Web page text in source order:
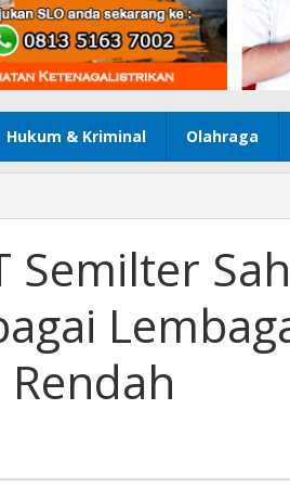
Hukum & Kriminal Olahraga
Semilter Sah